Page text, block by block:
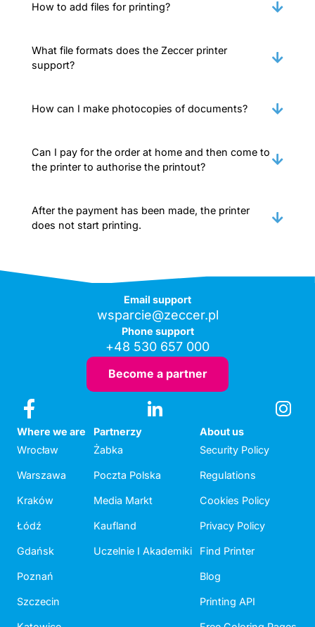
How to add files for printing?
What file formats does the Zeccer printer
support?
How can I make photocopies of documents?
Can I pay for the order at home and then come to
the printer to authorise the printout?
After the payment has been made, the printer
does not start printing.
Email support
wsparcie@zeccer.pl
Phone support
+48 530 657 000
Become a partner
Where we are
Wrocław
Warszawa
Kraków
Łódź
Gdańsk
Poznań
Szczecin
Partnerzy
Żabka
Poczta Polska
Media Markt
Kaufland
Uczelnie I Akademiki
About us
Security Policy
Regulations
Cookies Policy
Privacy Policy
Find Printer
Blog
Printing API